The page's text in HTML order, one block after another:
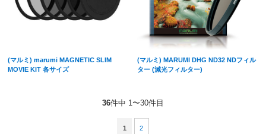
(マルミ) marumi MAGNETIC SLIM
MOVIE KIT 各サイズ
(マルミ) MARUMI DHG ND32 NDフィル
ター (減光フィルター)
36件中 1〜30件目
1 2